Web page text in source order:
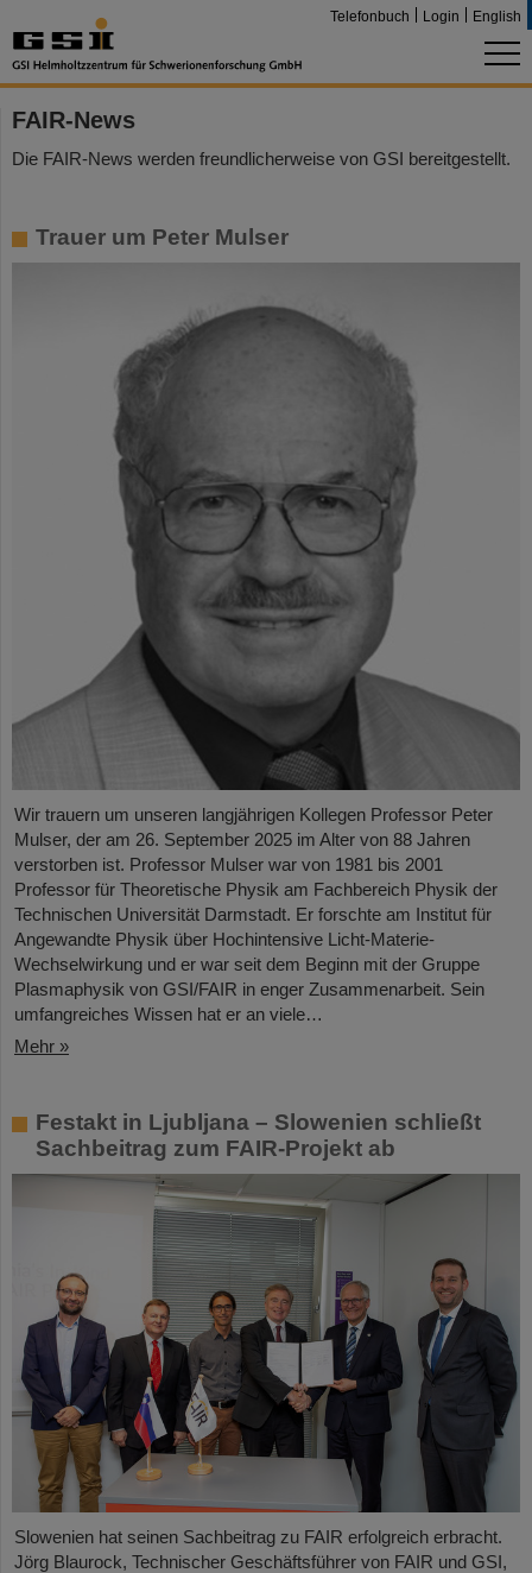
Telefonbuch Login English
FAIR-News
Die FAIR-News werden freundlicherweise von GSI bereitgestellt.
Trauer um Peter Mulser
Wir trauern um unseren langjährigen Kollegen Professor Peter
Mulser, der am 26. September 2025 im Alter von 88 Jahren
verstorben ist. Professor Mulser war von 1981 bis 2001
Professor für Theoretische Physik am Fachbereich Physik der
Technischen Universität Darmstadt. Er forschte am Institut für
Angewandte Physik über Hochintensive Licht-Materie-
Wechselwirkung und er war seit dem Beginn mit der Gruppe
Plasmaphysik von GSI/FAIR in enger Zusammenarbeit. Sein
umfangreiches Wissen hat er an viele…
Mehr »
Festakt in Ljubljana – Slowenien schließt
Sachbeitrag zum FAIR-Projekt ab
Slowenien hat seinen Sachbeitrag zu FAIR erfolgreich erbracht.
Jörg Blaurock, Technischer Geschäftsführer von FAIR und GSI,